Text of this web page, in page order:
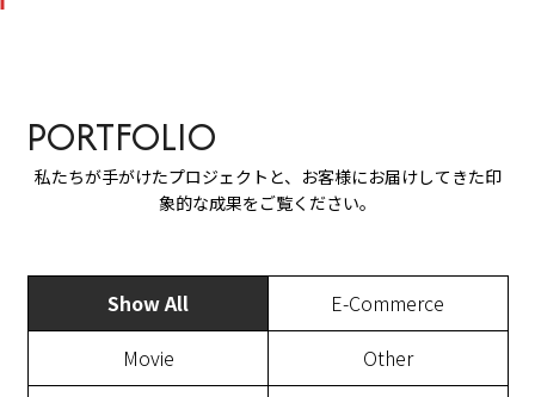
PORTFOLIO
私たちが手がけたプロジェクトと、お客様にお届けしてきた印
象的な成果をご覧ください。
Show All
E-Commerce
Movie
Other